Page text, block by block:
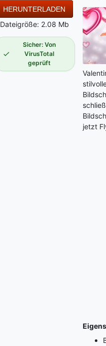
HERUNTERLADEN
Dateigröße: 2.08 Mb
Sicher: Von
VirusTotal
geprüft
jetzt